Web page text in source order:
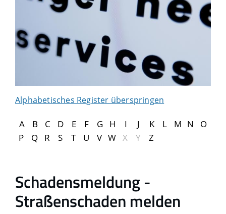
Alphabetisches Register überspringen
A B C D E F G H I J K L M N
O
P
Q R S T U V W X Y Z
Schadensmeldung -
Straßenschaden melden